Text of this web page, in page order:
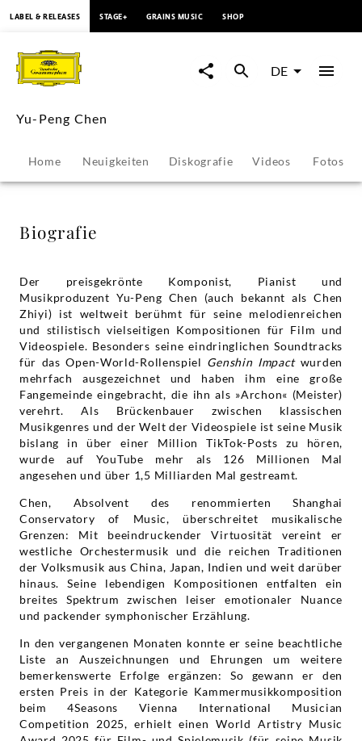
Peng
Chen
Biografie
Grammophon
LABEL & RELEASES STAGE+ GRAINS MUSIC SHOP
DE
Yu-Peng Chen
Home Neuigkeiten Diskografie Videos Fotos
Biografie
Der preisgekrönte Komponist, Pianist und
Musikproduzent Yu-Peng Chen (auch bekannt als Chen
Zhiyi) ist weltweit berühmt für seine melodienreichen
und stilistisch vielseitigen Kompositionen für Film und
Videospiele. Besonders seine eindringlichen Soundtracks
für das Open-World-Rollenspiel Genshin Impactwurden
mehrfach ausgezeichnet und haben ihm eine große
Fangemeinde eingebracht, die ihn als »Archon« (Meister)
verehrt. Als Brückenbauer zwischen klassischen
Musikgenres und der Welt der Videospiele ist seine Musik
bislang in über einer Million TikTok-Posts zu hören,
wurde auf YouTube mehr als 126 Millionen Mal
angesehen und über 1,5 Milliarden Mal gestreamt.
Chen, Absolvent des renommierten Shanghai
Conservatory of Music, überschreitet musikalische
Grenzen: Mit beeindruckender Virtuosität vereint er
westliche Orchestermusik und die reichen Traditionen
der Volksmusik aus China, Japan, Indien und weit darüber
hinaus. Seine lebendigen Kompositionen entfalten ein
breites Spektrum zwischen leiser emotionaler Nuance
und packender symphonischer Erzählung.
In den vergangenen Monaten konnte er seine beachtliche
Liste an Auszeichnungen und Ehrungen um weitere
bemerkenswerte Erfolge ergänzen: So gewann er den
ersten Preis in der Kategorie Kammermusikkomposition
beim 4Seasons Vienna International Musician
Competition 2025, erhielt einen World Artistry Music